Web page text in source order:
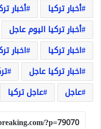
أخبار تركيا
أخبار
أخبار تركيا اليوم عاجل
اخبار تركيا
اخبار
اخبار تركيا عاجل
عاجل
عاجل تركيا